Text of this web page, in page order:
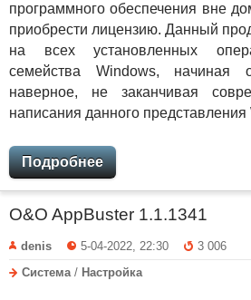
программного обеспечения вне
приобрести лицензию. Данный
на всех установленных
семейства Windows,
наверное, не заканчивая
написания данного
Подробнее
O&O AppBuster 1.1.1341
denis 5-04-2022, 22:30
3 006
Система / Настройка